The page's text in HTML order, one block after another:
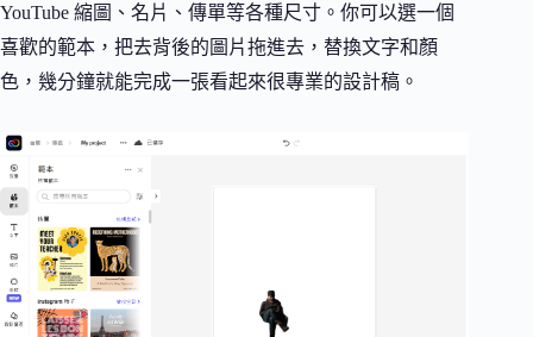
YouTube 縮圖、名片、傳單等各種尺寸。你可以選一個
喜歡的範本，把去背後的圖片拖進去，替換文字和顏
色，幾分鐘就能完成一張看起來很專業的設計稿。